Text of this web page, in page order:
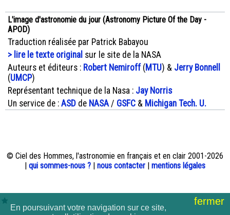
L'image d'astronomie du jour (Astronomy Picture Of the Day -
APOD)
Traduction réalisée par Patrick Babayou
> lire le texte original sur le site de la NASA
Auteurs et éditeurs : Robert Nemiroff( MTU) & Jerry Bonnell
(UMCP)
Représentant technique de la Nasa : Jay Norris
Un service de : ASD de NASA/ GSFC & Michigan Tech. U.
© Ciel des Hommes, l'astronomie en français et en clair 2001-2026
| qui sommes-nous ? | nous contacter | mentions légales
fermer
En poursuivant votre navigation sur ce site,